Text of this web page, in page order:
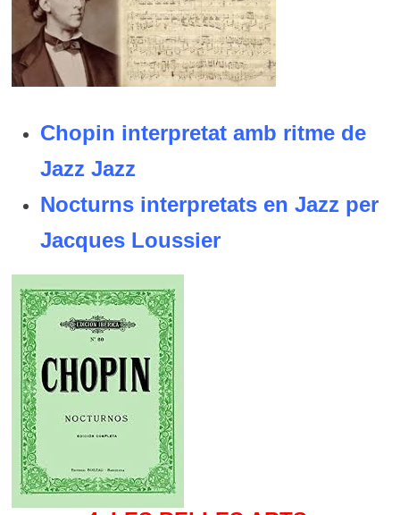
Chopin interpretat amb ritme de
Jazz Jazz
Nocturns interpretats en Jazz per
Jacques Loussier